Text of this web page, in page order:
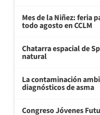
Mes de la Niñez: feria
todo agosto en CCLM
Chatarra espacial de
natural
La contaminación
diagnósticos de asma
Congreso Jóvenes